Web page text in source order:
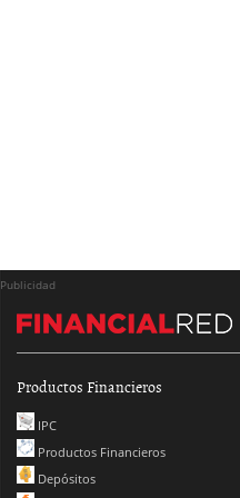
Publicidad
Productos Financieros
IPC
Productos Financieros
Depósitos